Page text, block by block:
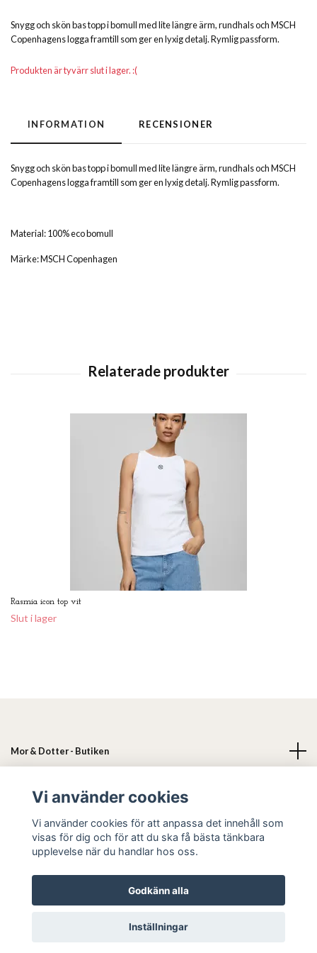
Snygg och skön bas topp i bomull med lite längre ärm, rundhals och MSCH
Copenhagens logga framtill som ger en lyxig detalj. Rymlig passform.
Produkten är tyvärr slut i lager. :(
INFORMATION RECENSIONER
Snygg och skön bas topp i bomull med lite längre ärm, rundhals och MSCH
Copenhagens logga framtill som ger en lyxig detalj. Rymlig passform.
Material: 100% eco bomull
Märke: MSCH Copenhagen
Rasmia icon top vit
Slut i lager
Mor & Dotter - Butiken
Läs mer
Sociala medier
© 2026 Mor & Dotter
Vi använder cookies
Vi använder cookies för att anpassa det innehåll som
visas för dig och för att du ska få bästa tänkbara
upplevelse när du handlar hos oss.
Godkänn alla
Inställningar